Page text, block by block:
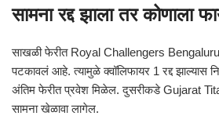
सामना रद्द झाला तर कोणाला
साखळी फेरीत Royal Challengers Bengaluru
पटकावलं आहे. त्यामुळे क्वॉलिफायर 1 रद्द झाल्यास
अंतिम फेरीत प्रवेश मिळेल. दुसरीकडेGujarat
सामना खेळावा लागेल.